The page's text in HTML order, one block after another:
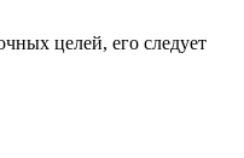
целей, его следует